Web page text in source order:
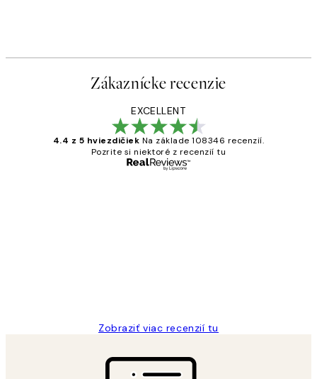
Zákaznícke recenzie
EXCELLENT
4.4 z 5 hviezdičiek Na základe 108346 recenzií.
Pozrite si niektoré z recenzií tu
Zobraziť viac recenzií tu